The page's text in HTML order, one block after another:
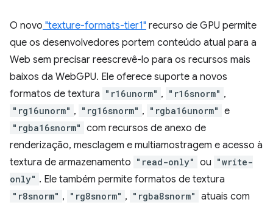
O novo "texture-formats-tier1" recurso de GPU permite
que os desenvolvedores portem conteúdo atual para a
Web sem precisar reescrevê-lo para os recursos mais
baixos da WebGPU. Ele oferece suporte a novos
formatos de textura "r16unorm" , "r16snorm" ,
"rg16unorm" , "rg16snorm" , "rgba16unorm" e
"rgba16snorm" com recursos de anexo de
renderização, mesclagem e multiamostragem e acesso à
textura de armazenamento "read-only" ou "write-
only" . Ele também permite formatos de textura
"r8snorm" , "rg8snorm" , "rgba8snorm" atuais com